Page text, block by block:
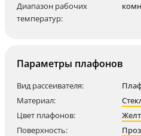
Диапазон рабочих
температур:
Параметры плафонов
Вид рассеивателя:
Материал:
Цвет плафонов:
Поверхность: